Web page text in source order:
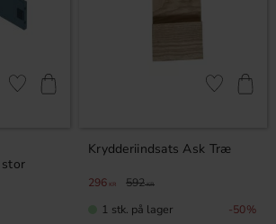
Gem som favorit
Krydderiindsats Ask Træ
296 KR 592KR
50%
Gem som
1 stk. på lager